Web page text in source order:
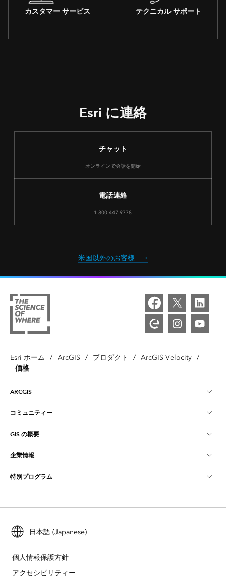
カスタマー サービス テクニカル サポート
Esri に連絡
チャット
オンラインで会話を開始
電話連絡
1-800-447-9778
米国以外のお客様
Esri ホーム / ArcGIS / プロダクト / ArcGIS Velocity /
価格
ARCGIS
ArcGIS の概要
マッピング
開発者向けテクノロジー
ArcGIS Location Platform
コミュニティー
Esri Community
ArcGIS ブログ
ユーザー調査およびテスト
Esri Young Professionals Network
イベント
GIS の概要
GIS とは
ロケーション インテリジェンス
ArcUser
ArcNews
企業情報
Esri について
採用情報
パートナー
特別プログラム
ArcGIS for Student Use
災害対応
日本語 (Japanese)
個人情報保護方針
アクセシビリティー